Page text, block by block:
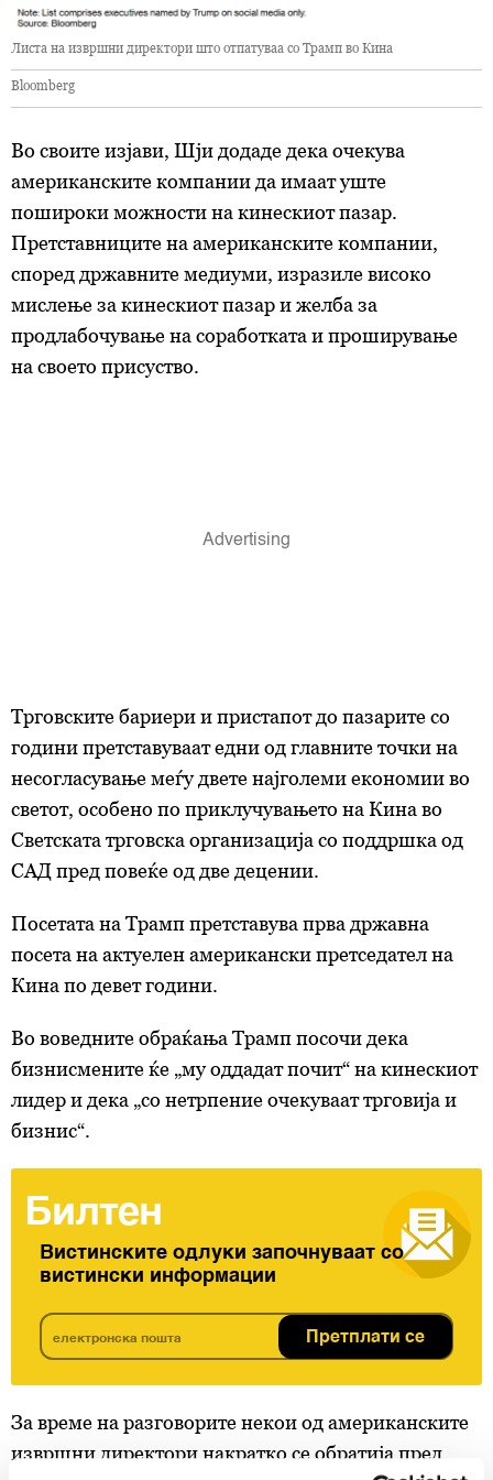
Листа на извршни директори што отпатуваа со Трамп во Кина
Bloomberg
Во своите изјави, Шји додаде дека очекува
американските компании да имаат уште
пошироки можности на кинескиот пазар.
Претставниците на американските компании,
според државните медиуми, изразиле високо
мислење за кинескиот пазар и желба за
продлабочување на соработката и проширување
на своето присуство.
Трговските бариери и пристапот до пазарите со
години претставуваат едни од главните точки на
несогласување меѓу двете најголеми економии во
светот, особено по приклучувањето на Кина во
Светската трговска организација со поддршка од
САД пред повеќе од две децении.
Посетата на Трамп претставува прва државна
посета на актуелен американски претседател на
Кина по девет години.
Во воведните обраќања Трамп посочи дека
бизнисмените ќе „му оддадат почит“ на кинескиот
лидер и дека „со нетрпение очекуваат трговија и
бизнис“.
Билтен
Вистинските одлуки започнуваат со
вистински информации
Претплати се
За време на разговорите некои од американските
извршни директори накратко се обратија пред